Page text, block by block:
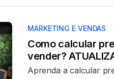
MARKETING E VENDAS
Como calcular
vender?
Aprenda a calcular